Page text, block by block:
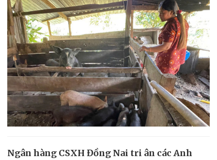
Ngân hàng CSXH Đồng Nai tri ân các Anh